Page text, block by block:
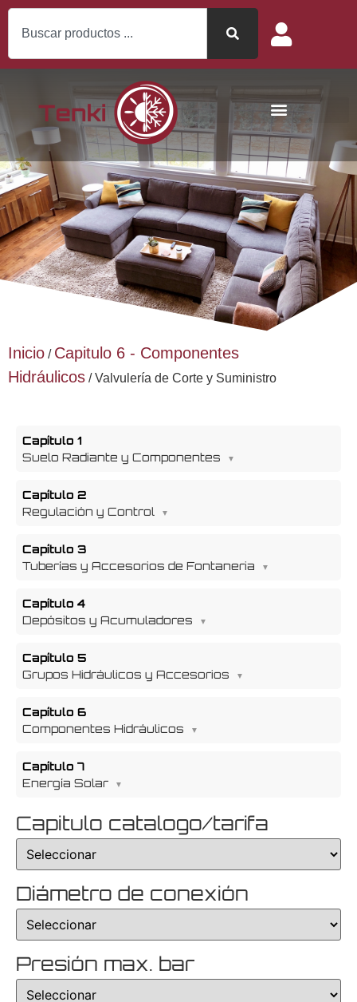
Inicio / Capitulo 6 - Componentes
Hidráulicos / Valvulería de Corte y Suministro
Capítulo 1
Suelo Radiante y Componentes
Capítulo 2
Regulación y Control
Capítulo 3
Tuberías y Accesorios de Fontaneria
Capítulo 4
Depósitos y Acumuladores
Capítulo 5
Grupos Hidráulicos y Accesorios
Capítulo 6
Componentes Hidráulicos
Capítulo 7
Energía Solar
Capitulo catalogo/tarifa
Diámetro de conexión
Presión max. bar